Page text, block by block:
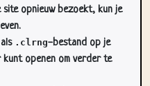
site opnieuw bezoekt, kun je
.clrng-bestand op je
openen om verder te